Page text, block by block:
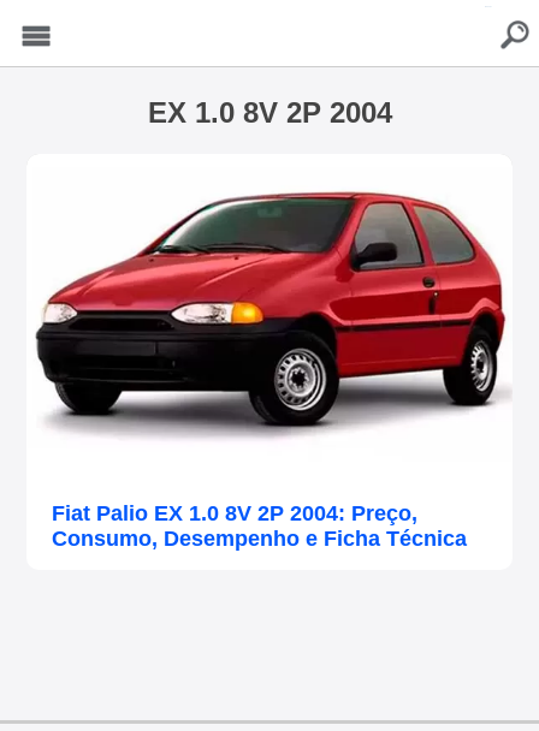
EX 1.0 8V 2P 2004
Fiat Palio EX 1.0 8V 2P 2004: Preço,
Consumo, Desempenho e Ficha Técnica